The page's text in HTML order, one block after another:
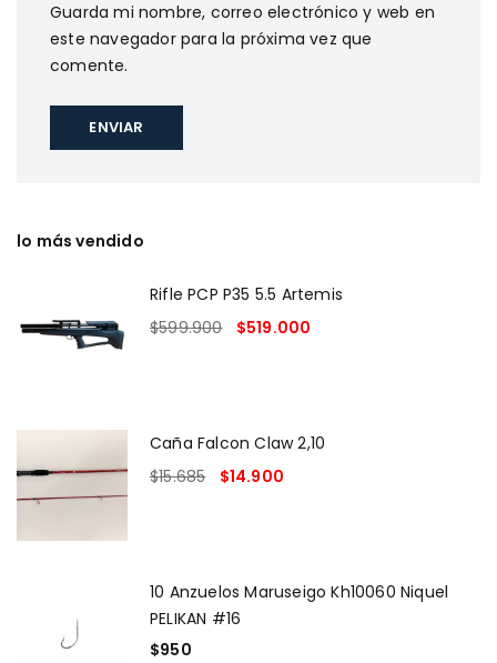
lo más vendido
Rifle PCP P35 5.5 Artemis
$599.900 $519.000
Caña Falcon Claw 2,10
$15.685 $14.900
10 Anzuelos Maruseigo Kh10060 Niquel
PELIKAN #16
$950
Guarda mi nombre, correo electrónico y web en
este navegador para la próxima vez que
comente.